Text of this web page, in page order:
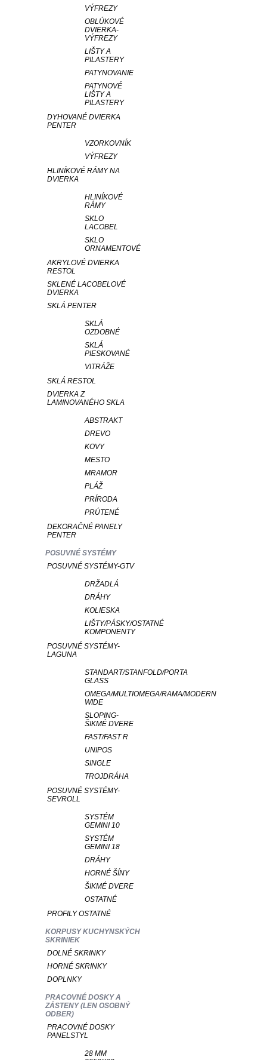
VÝFREZY
OBLÚKOVÉ
DVIERKA-
VÝFREZY
LIŠTY A
PILASTERY
PATYNOVANIE
PATYNOVÉ
LIŠTY A
PILASTERY
DYHOVANÉ DVIERKA
PENTER
VZORKOVNÍK
VÝFREZY
HLINÍKOVÉ RÁMY NA
DVIERKA
HLINÍKOVÉ
RÁMY
SKLO
LACOBEL
SKLO
ORNAMENTOVÉ
AKRYLOVÉ DVIERKA
RESTOL
SKLENÉ LACOBELOVÉ
DVIERKA
SKLÁ PENTER
SKLÁ
OZDOBNÉ
SKLÁ
PIESKOVANÉ
VITRÁŽE
SKLÁ RESTOL
DVIERKA Z
LAMINOVANÉHO SKLA
ABSTRAKT
DREVO
KOVY
MESTO
MRAMOR
PLÁŽ
PRÍRODA
PRÚTENÉ
DEKORAČNÉ PANELY
PENTER
POSUVNÉ SYSTÉMY
POSUVNÉ SYSTÉMY-GTV
DRŽADLÁ
DRÁHY
KOLIESKA
LIŠTY/PÁSKY/OSTATNÉ
KOMPONENTY
POSUVNÉ SYSTÉMY-
LAGUNA
STANDART/STANFOLD/PORTA
GLASS
OMEGA/MULTIOMEGA/RAMA/MODERN
WIDE
SLOPING-
ŠIKMÉ DVERE
FAST/FAST R
UNIPOS
SINGLE
TROJDRÁHA
POSUVNÉ SYSTÉMY-
SEVROLL
SYSTÉM
GEMINI 10
SYSTÉM
GEMINI 18
DRÁHY
HORNÉ ŠÍNY
ŠIKMÉ DVERE
OSTATNÉ
PROFILY OSTATNÉ
KORPUSY KUCHYNSKÝCH
SKRINIEK
DOLNÉ SKRINKY
HORNÉ SKRINKY
DOPLNKY
PRACOVNÉ DOSKY A
ZÁSTENY (LEN OSOBNÝ
ODBER)
PRACOVNÉ DOSKY
PANELSTYL
28 MM